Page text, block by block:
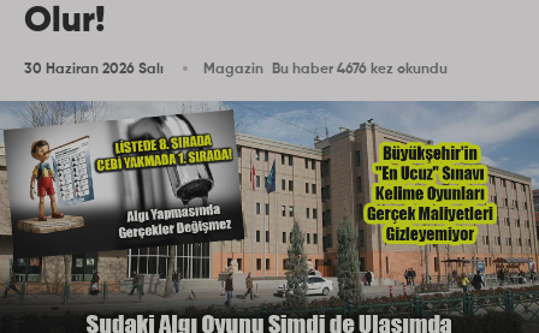
Olur!
30 Haziran 2026 Salı Magazin Bu haber 4676 kez okundu